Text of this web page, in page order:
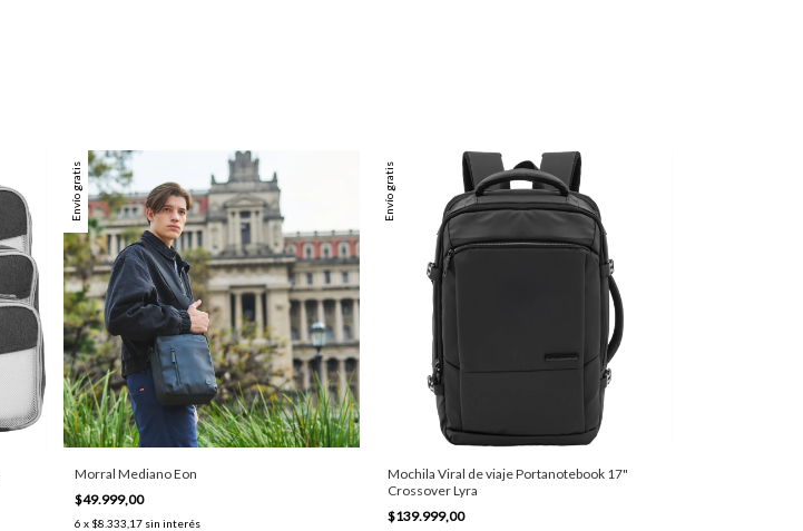
Envío gratis
Morral Mediano Eon
$49.999,00
6 x $8.333,17 sin interés
Envío gratis
Mochila Viral de viaje Portanotebook 17"
Crossover Lyra
$139.999,00